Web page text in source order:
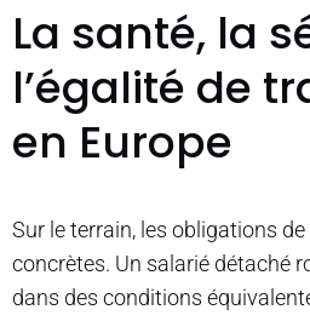
La santé, la
l’égalité de
en Europe
Sur le terrain, les obligations de
concrètes. Un salarié détaché
dans des conditions